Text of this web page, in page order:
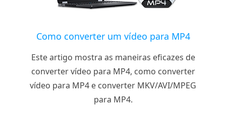
Como converter um vídeo para MP4
Este artigo mostra as maneiras eficazes de
converter vídeo para MP4, como converter
vídeo para MP4 e converter MKV/AVI/MPEG
para MP4.